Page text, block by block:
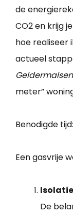
de
CO2 en krijg
hoe realiseer
actueel
Geldermalsen
meter”
Benodigde tijd:
Een gasvrije
De